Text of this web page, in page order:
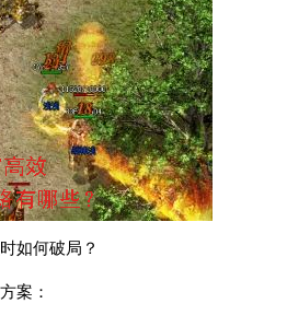
如何破局？
案：